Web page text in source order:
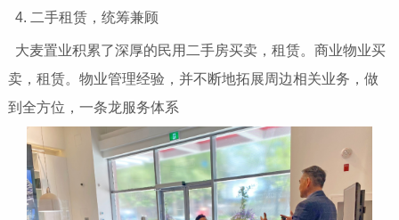
4. 二手租赁，统筹兼顾
大麦置业积累了深厚的民用二手房买卖，租赁。商业物业买
卖，租赁。物业管理经验，并不断地拓展周边相关业务，做
到全方位，一条龙服务体系